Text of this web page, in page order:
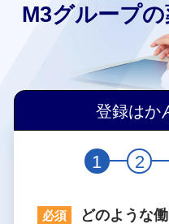
M3グループ
登録はか
1 2
どのような